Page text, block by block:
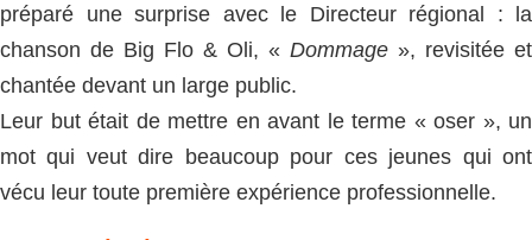
préparé une surprise avec le Directeur régional : la
chanson de Big Flo & Oli, « Dommage », revisitée et
chantée devant un large public.
Leur but était de mettre en avant le terme « oser », un
mot qui veut dire beaucoup pour ces jeunes qui ont
vécu leur toute première expérience professionnelle.